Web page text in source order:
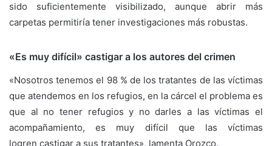
sido suficientemente visibilizado, aunque abrir más
carpetas permitiría tener investigaciones más robustas.
«Es muy difícil» castigar a los autores del crimen
«Nosotros tenemos el 98 % de los tratantes de las víctimas
que atendemos en los refugios, en la cárcel el problema es
que al no tener refugios y no darles a las víctimas el
acompañamiento, es muy difícil que las víctimas
logren castigar a sus tratantes», lamenta Orozco.